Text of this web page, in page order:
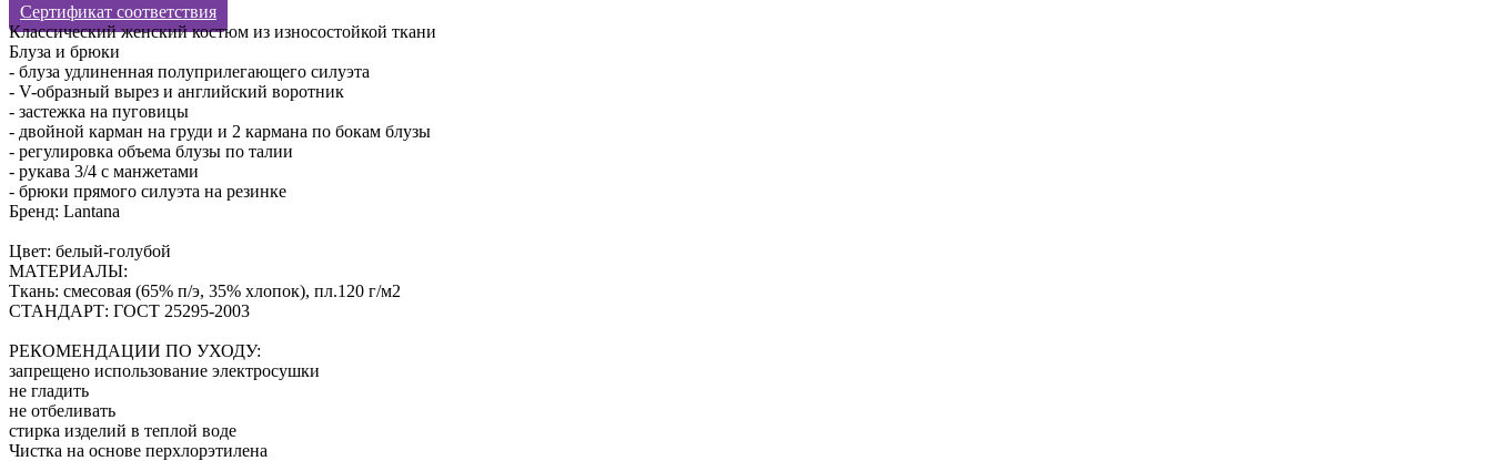
Сертификат соответствия
Классический женский костюм из износостойкой ткани
Блуза и брюки
- блуза удлиненная полуприлегающего силуэта
- V-образный вырез и английский воротник
- застежка на пуговицы
- двойной карман на груди и 2 кармана по бокам блузы
- регулировка объема блузы по талии
- рукава 3/4 с манжетами
- брюки прямого силуэта на резинке
Бренд: Lantana
Цвет: белый-голубой
МАТЕРИАЛЫ:
Ткань: смесовая (65% п/э, 35% хлопок), пл.120 г/м2
СТАНДАРТ: ГОСТ 25295-2003
РЕКОМЕНДАЦИИ ПО УХОДУ:
запрещено использование электросушки
не гладить
не отбеливать
стирка изделий в теплой воде
Чистка на основе перхлорэтилена